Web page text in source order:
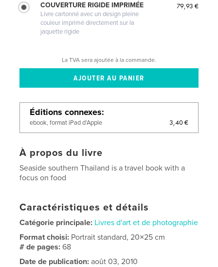
COUVERTURE RIGIDE IMPRIMÉE
Livre cartonné avec un design pleine
couleur imprimé directement sur la
jaquette rigide
79,93 €
La TVA sera ajoutée à la commande.
Éditions connexes
ebook, format iPad d'Apple 3,40 €
À propos du livre
Seaside southern Thailand is a travel book with a
focus on food
Caractéristiques et détails
Catégorie principale: Livres d'art et de photographie
Format choisi: Portrait standard, 20×25 cm
# de pages:68
Date de publication: août 03, 2010